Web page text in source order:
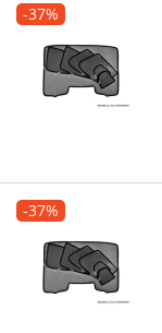
-37%
-37%